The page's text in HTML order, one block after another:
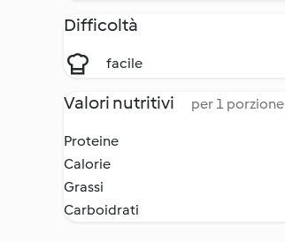
Difficoltà
facile
Valori nutritivi per 1 porzione
Proteine
Calorie
Grassi
Carboidrati